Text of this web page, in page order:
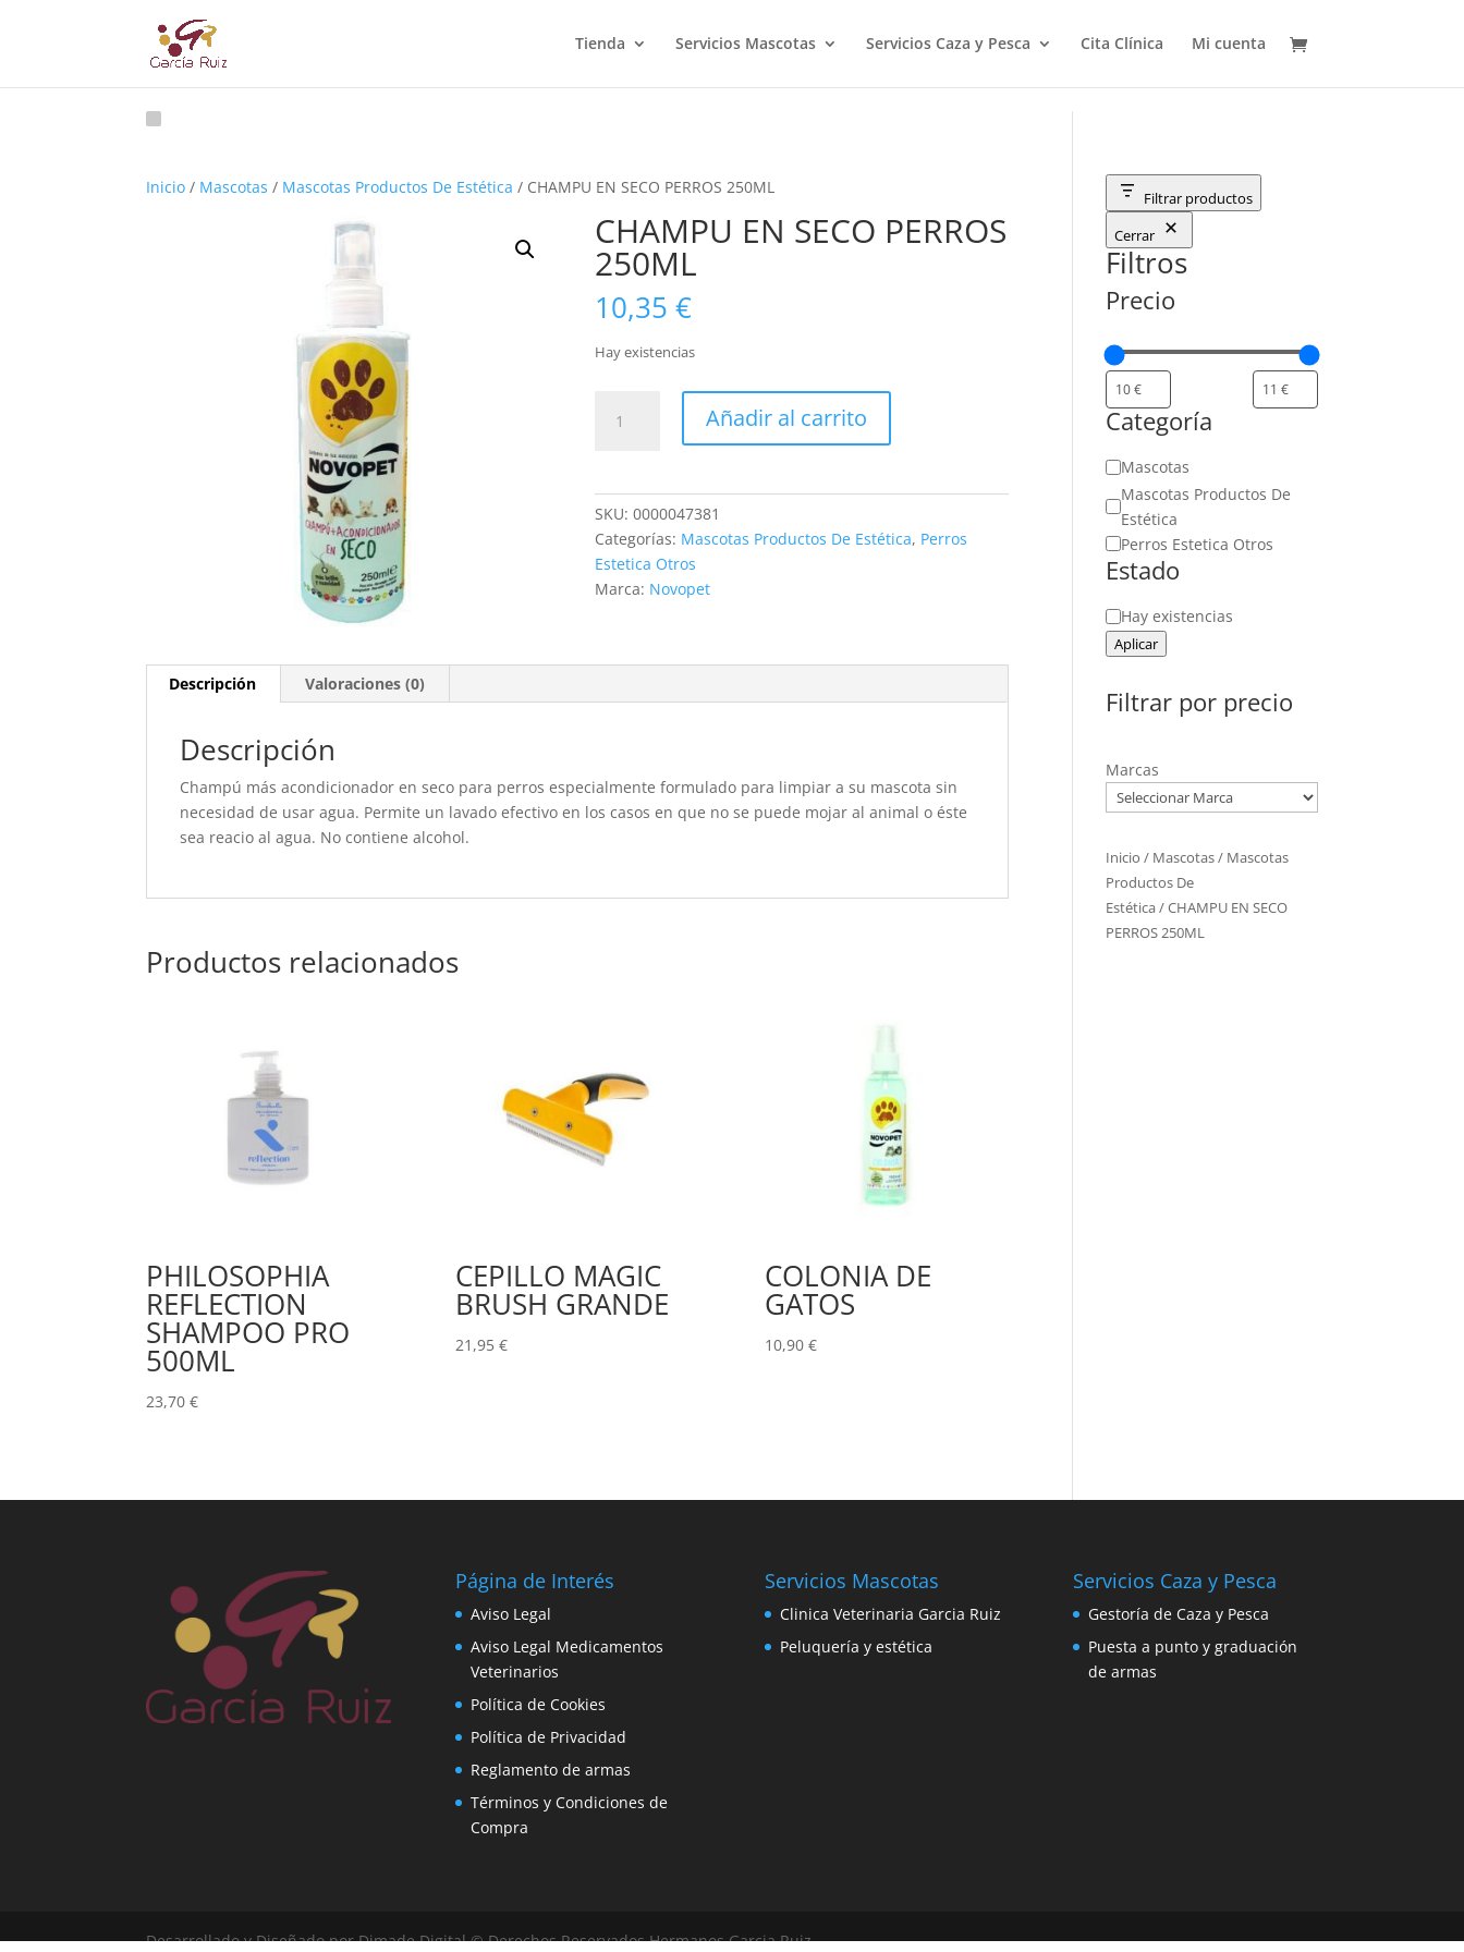
Tienda Servicios Mascotas Servicios Caza y Pesca Cita Clínica Mi cuenta
Inicio / Mascotas / Mascotas Productos De Estética / CHAMPU EN SECO PERROS 250ML
CHAMPU EN SECO PERROS
250ML
10,35€
Hay existencias
cantidad
Añadir al carrito
SKU:0000047381
Categorías: Mascotas Productos De Estética, Perros
Estetica Otros
Marca: Novopet
Descripción Valoraciones (0)
Descripción
Champú más acondicionador en seco para perros especialmente formulado para limpiar a su mascota sin
necesidad de usar agua. Permite un lavado efectivo en los casos en que no se puede mojar al animal o éste
sea reacio al agua. No contiene alcohol.
Productos relacionados
PHILOSOPHIA
REFLECTION
SHAMPOO PRO
500ML
23,70€
CEPILLO MAGIC
BRUSH GRANDE
21,95 €
COLONIA DE
GATOS
10,90 €
Filtrar productos
Cerrar
Filtros
Precio
Categoría
Categoría
Mascotas
Mascotas Productos De
Estética
Perros Estetica Otros
Estado
Estado
Hay existencias
Aplicar
Filtrar por precio
Marcas
Inicio / Mascotas/ Mascotas
Productos De
Estética/ CHAMPU EN SECO
PERROS 250ML
Página de Interés
Aviso Legal
Aviso Legal Medicamentos
Veterinarios
Política de Cookies
Política de Privacidad
Reglamento de armas
Términos y Condiciones de
Compra
Servicios Mascotas
Clinica Veterinaria Garcia Ruiz
Peluquería y estética
Servicios Caza y Pesca
Gestoría de Caza y Pesca
Puesta a punto y graduación
de armas
Desarrollado y Diseñado por Dimade Digital © Derechos Reservados Hermanos Garcia Ruiz